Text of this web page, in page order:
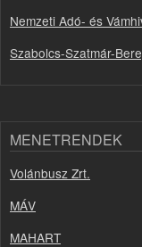
Nemzeti Adó- és
Szabolcs-Szatmár-
MENETRENDEK
Volánbusz Zrt.
MÁV
MAHART